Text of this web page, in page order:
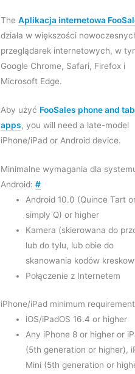
The Aplikacja internetowa
działa w większości
przeglądarek internetowych, w
Google Chrome, Safari, Firefox i
Microsoft Edge.
Aby użyć FooSales phone and
apps, you will need a late-model
iPhone/iPad or Android device.
Minimalne wymagania dla
Android: #
Android 10.0 (Quince Tart
simply Q) or higher
Kamera (skierowana do
lub do tyłu, lub obie do
skanowania kodów
Połączenie z Internetem
iPhone/iPad minimum
iOS/iPadOS 16.4 or higher
Any iPhone 8 or higher or
(5th generation or higher),
Mini (5th generation or